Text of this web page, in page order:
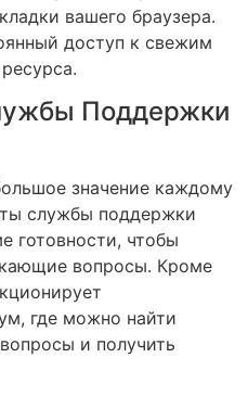
вашего браузера.
доступ к свежим
Поддержки
значение каждому
службы поддержки
готовности, чтобы
вопросы. Кроме
где можно найти
и получить